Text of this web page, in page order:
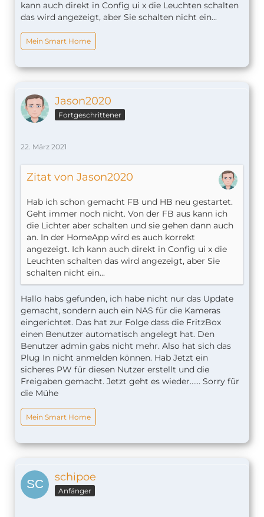
(smarthome)
kann auch direkt in Config ui x die Leuchten schalten
das wird angezeigt, aber Sie schalten nicht ein...
Mein Smart Home
Jason2020
Fortgeschrittener
22. März 2021
Zitat von Jason2020
Hab ich schon gemacht FB und HB neu gestartet.
Geht immer noch nicht. Von der FB aus kann ich
die Lichter aber schalten und sie gehen dann auch
an. In der HomeApp wird es auch korrekt
angezeigt. Ich kann auch direkt in Config ui x die
Leuchten schalten das wird angezeigt, aber Sie
schalten nicht ein...
Hallo habs gefunden, ich habe nicht nur das Update
gemacht, sondern auch ein NAS für die Kameras
eingerichtet. Das hat zur Folge dass die FritzBox
einen Benutzer automatisch angelegt hat. Den
Benutzer admin gabs nicht mehr. Also hat sich das
Plug In nicht anmelden können. Hab Jetzt ein
sicheres PW für diesen Nutzer erstellt und die
Freigaben gemacht. Jetzt geht es wieder...... Sorry für
die Mühe
Mein Smart Home
schipoe
Anfänger